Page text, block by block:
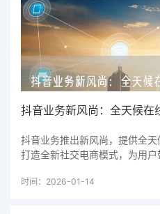
抖音业务新风尚：全天候在
抖音业务推出新风尚，提供全天
打造全新社交电商模式，为用户
时间：2026-01-14